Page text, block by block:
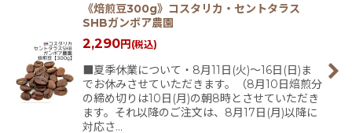
《焙煎豆300g》コスタリカ・セントタラス
SHBガンボア農園
2,290円(税込)
■夏季休業について・8月11日(火)〜16日(日)ま
でお休みさせていただきます。（8月10日焙煎分
の締め切りは10日(月)の朝8時とさせていただき
ます。それ以降のご注文は、8月17日(月)以降に
対応さ…